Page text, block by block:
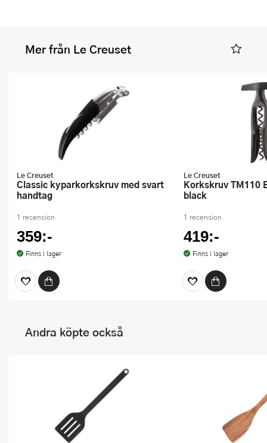
Mer från Le Creuset
Le Creuset
Classic kyparkorkskruv med svart
handtag
1 recension
359:-
Finns i lager
Le Creuset
Korkskruv TM110 Bordsmodell
black
1 recension
419:-
Finns i lager
Andra köpte också